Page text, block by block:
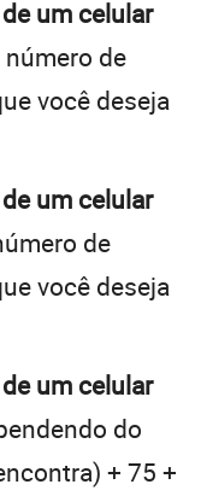
um celular
de
você deseja
um celular
de
você deseja
um celular
do
+ 75 +